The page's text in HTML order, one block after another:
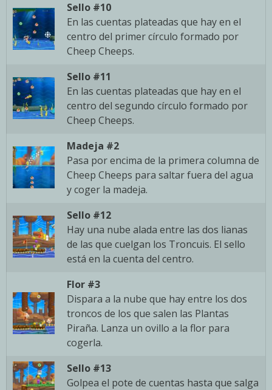
Sello #10
En las cuentas plateadas que hay en el
centro del primer círculo formado por
Cheep Cheeps.
Sello #11
En las cuentas plateadas que hay en el
centro del segundo círculo formado por
Cheep Cheeps.
Madeja #2
Pasa por encima de la primera columna de
Cheep Cheeps para saltar fuera del agua
y coger la madeja.
Sello #12
Hay una nube alada entre las dos lianas
de las que cuelgan los Troncuis. El sello
está en la cuenta del centro.
Flor #3
Dispara a la nube que hay entre los dos
troncos de los que salen las Plantas
Piraña. Lanza un ovillo a la flor para
cogerla.
Sello #13
Golpea el pote de cuentas hasta que salga